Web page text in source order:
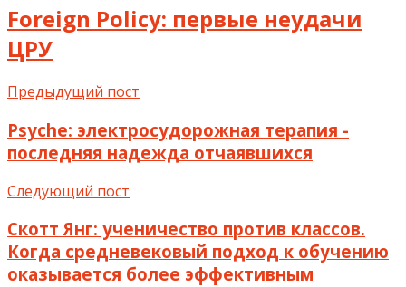
Foreign Policy: первые неудачи
ЦРУ
Предыдущий пост
Psyche: электросудорожная терапия -
последняя надежда отчаявшихся
Следующий пост
Скотт Янг: ученичество против классов.
Когда средневековый подход к обучению
оказывается более эффективным